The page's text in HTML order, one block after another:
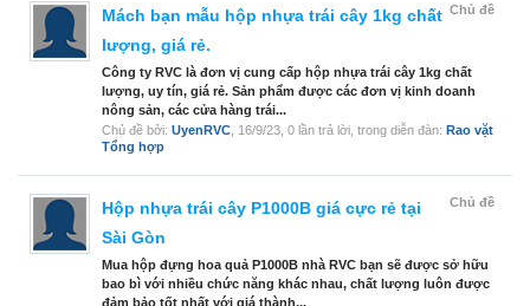
Chủ đề
Mách bạn mẫu hộp nhựa trái cây 1kg chất
lượng, giá rẻ.
Công ty RVC là đơn vị cung cấp hộp nhựa trái cây 1kg chất
lượng, uy tín, giá rẻ. Sản phẩm được các đơn vị kinh doanh
nông sản, các cửa hàng trái...
Chủ đề bởi: UyenRVC 16/9/23 , 0 lần trả lời, trong diễn đàn: Rao vặt
Tổng hợp
Chủ đề
Hộp nhựa trái cây P1000B giá cực rẻ tại
Sài Gòn
Mua hộp đựng hoa quả P1000B nhà RVC bạn sẽ được sở hữu
bao bì với nhiều chức năng khác nhau, chất lượng luôn được
đảm bảo tốt nhất với giá thành...